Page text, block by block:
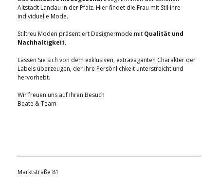
Altstadt Landau in der Pfalz. Hier findet die Frau mit Stil ihre
individuelle Mode.
Stiltreu Moden präsentiert Designermode mit Qualität und
Nachhaltigkeit.
Lassen Sie sich von dem exklusiven, extravaganten Charakter der
Labels überzeugen, der Ihre Persönlichkeit unterstreicht und
hervorhebt.
Wir freuen uns auf Ihren Besuch
Beate & Team
Marktstraße 81